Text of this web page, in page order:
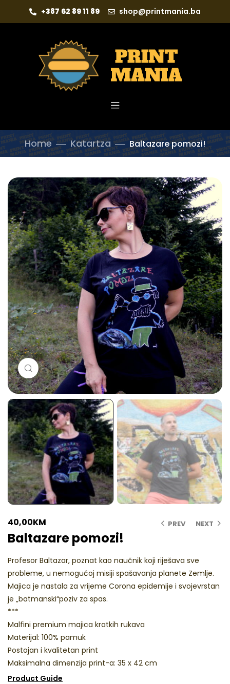
+387 62 89 11 89 shop@printmania.ba
Home Katartza Baltazare pomozi!
Click to enlarge
PREV NEXT
40,00KM
Baltazare pomozi!
Profesor Baltazar, poznat kao naučnik koji riješava sve
probleme, u nemogućoj misiji spašavanja planete Zemlje.
Majica je nastala za vrijeme Corona epidemije i svojevrstan
je „batmanski“poziv za spas.
***
Malfini premium majica kratkih rukava
Materijal: 100% pamuk
Postojan i kvalitetan print
Maksimalna dimenzija print-a: 35 x 42 cm
Product Guide